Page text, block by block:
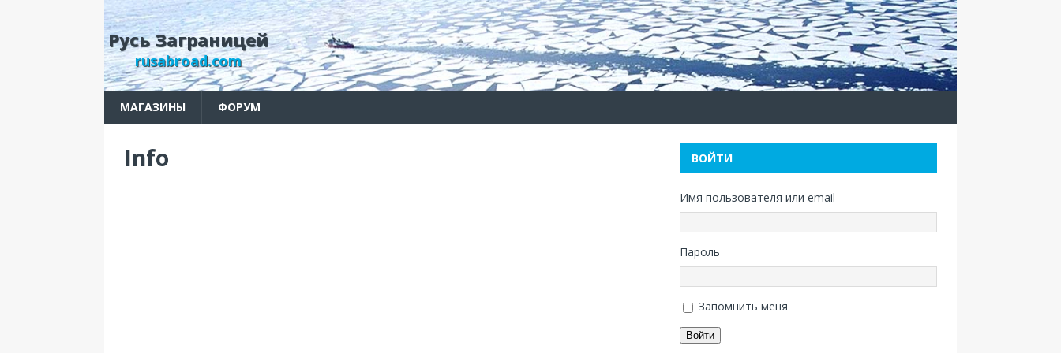
Русь Заграницей
rusabroad.com
МАГАЗИНЫ ФОРУМ
Info ВОЙТИ
Имя пользователя или email
Пароль
Запомнить меня
Войти